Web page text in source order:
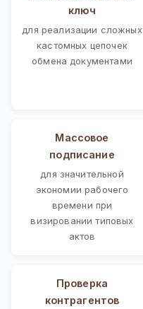
ключ
для реализации сложных
кастомных цепочек
обмена документами
Массовое
подписание
для значительной
экономии рабочего
времени при
визировании типовых
актов
Проверка
контрагентов